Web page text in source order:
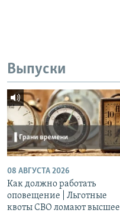
Выпуски
08 АВГУСТА 2026
Как должно работать
оповещение | Льготные
квоты СВО ломают высшее